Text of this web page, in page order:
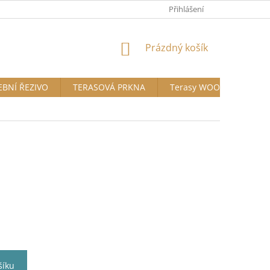
Přihlášení
NÁKUPNÍ
Prázdný košík
ŘEZIVO TERASOVÁ PRKNA
Terasy WOODPLASTIC®